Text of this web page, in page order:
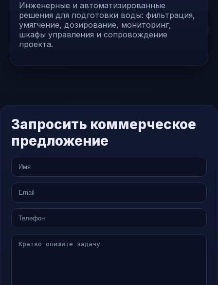
Инженерные и автоматизированные
решения для подготовки воды: фильтрация,
умягчение, дозирование, мониторинг,
шкафы управления и сопровождение
проекта.
Запросить коммерческое
предложение